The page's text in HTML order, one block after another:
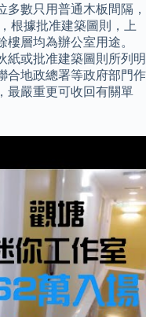
數只用普通木板間隔，
根據批准建築圖則，上
層均為辦公室用途。
紙或批准建築圖則所列明
合地政總署等政府部門作
最嚴重更可收回有關單